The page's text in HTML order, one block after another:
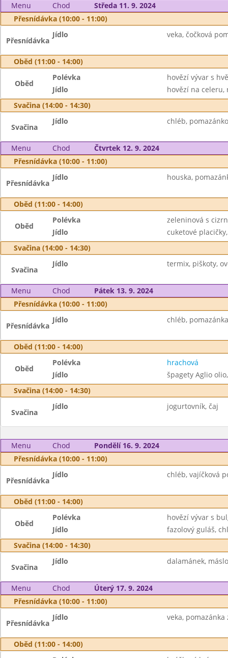
Menu Chod
Středa 11. 9. 2024
Přesnídávka (10:00 - 11:00)
Přesnídávka
Jídlo veka, čočková
Oběd (11:00 - 14:00)
Oběd
Polévka
hovězí vývar s
Jídlo
hovězí na celeru,
Svačina (14:00 - 14:30)
Svačina
Jídlo chléb,
Menu Chod
Čtvrtek 12. 9. 2024
Přesnídávka (10:00 - 11:00)
Přesnídávka
Jídlo houska,
Oběd (11:00 - 14:00)
Oběd
Polévka
zeleninová s
Jídlo
cuketové
Svačina (14:00 - 14:30)
Svačina
Jídlo termix, piškoty,
Menu Chod
Pátek 13. 9. 2024
Přesnídávka (10:00 - 11:00)
Přesnídávka
Jídlo chléb,
Oběd (11:00 - 14:00)
Oběd
Polévka
hrachová
Jídlo
špagety Aglio
Svačina (14:00 - 14:30)
Svačina
Jídlo jogurtovník, čaj
Menu Chod
Pondělí 16. 9. 2024
Přesnídávka (10:00 - 11:00)
Přesnídávka
Jídlo chléb, vajíčková
Oběd (11:00 - 14:00)
Oběd
Polévka
hovězí vývar s
Jídlo
fazolový guláš,
Svačina (14:00 - 14:30)
Svačina
Jídlo dalamánek,
Menu Chod
Úterý 17. 9. 2024
Přesnídávka (10:00 - 11:00)
Přesnídávka
Jídlo veka,
Oběd (11:00 - 14:00)